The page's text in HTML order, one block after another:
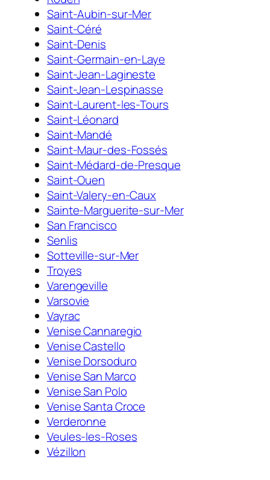
Saint-Aubin-sur-Mer
Saint-Céré
Saint-Denis
Saint-Germain-en-Laye
Saint-Jean-Lagineste
Saint-Jean-Lespinasse
Saint-Laurent-les-Tours
Saint-Léonard
Saint-Mandé
Saint-Maur-des-Fossés
Saint-Médard-de-Presque
Saint-Ouen
Saint-Valery-en-Caux
Sainte-Marguerite-sur-Mer
San Francisco
Senlis
Sotteville-sur-Mer
Troyes
Varengeville
Varsovie
Vayrac
Venise Cannaregio
Venise Castello
Venise Dorsoduro
Venise San Marco
Venise San Polo
Venise Santa Croce
Verderonne
Veules-les-Roses
Vézillon